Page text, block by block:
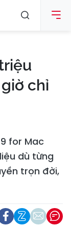
chỉ
for Mac
dù từng
trọn đời,